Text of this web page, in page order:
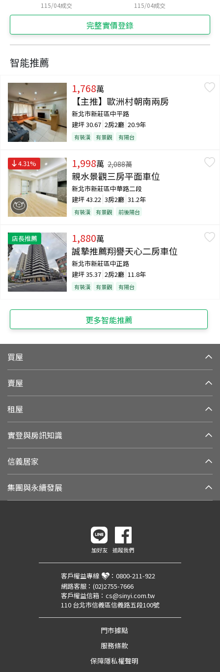
115/04成交 115/04成交
完整實價登錄
智能推薦
1,768萬
【主推】歐洲村朝南兩房
新北市新莊區中平路
建坪30.67 2房2廳 20.9年
有裝潢 有景觀 有陽台
4.31% 1,998萬 2,088萬
親水景觀三房平面車位
新北市新莊區中華路二段
建坪43.22 3房2廳 31.2年
有裝潢 有景觀 前後陽台
店長推薦 1,880萬
誠摯推薦翔譽天心二房車位
新北市新莊區中正路
建坪35.37 2房2廳 11.8年
有裝潢 有景觀 有陽台
更多智能推薦
買屋
賣屋
租屋
實登與房訊知識
信義居家
集團與永續發展
加好友 追蹤我們
客戶權益專線 ： 0800-211-922
網路客服： (02)2755-7666
客戶權益信箱： cs@sinyi.com.tw
110 台北市信義區信義路五段100號
門市據點
服務條款
保障隱私權聲明